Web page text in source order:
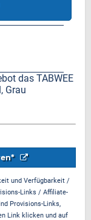
das TABWEE
Grau
und Verfügbarkeit /
Links / Affiliate-
Provisions-Links,
Link klicken und auf